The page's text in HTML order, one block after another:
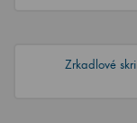
Zrkadlové